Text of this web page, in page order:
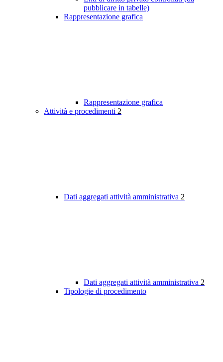
pubblicare in tabelle)
Rappresentazione grafica
Rappresentazione grafica
Attività e procedimenti 2
Dati aggregati attività amministrativa 2
Dati aggregati attività amministrativa 2
Tipologie di procedimento